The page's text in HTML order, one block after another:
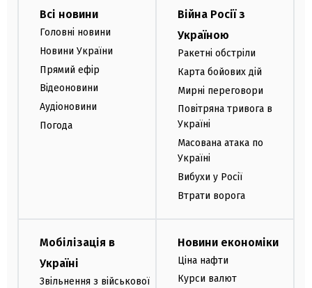
Всі новини
Головні новини
Новини України
Прямий ефір
Відеоновини
Аудіоновини
Погода
Війна Росії з
Україною
Ракетні обстріли
Карта бойових дій
Мирні переговори
Повітряна тривога в
Україні
Масована атака по
Україні
Вибухи у Росії
Втрати ворога
Мобілізація в
Україні
Звільнення з військової
Новини економіки
Ціна нафти
Курси валют